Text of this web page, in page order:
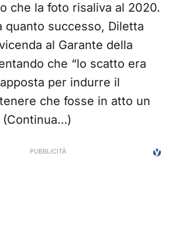
che la foto risaliva al 2020.
quanto successo, Diletta
al Garante della
che “lo scatto era
per indurre il
che fosse in atto un
(Continua…)